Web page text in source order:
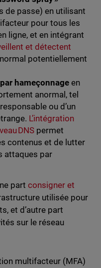
de passe) en utilisant
pour tous les
ligne, et en intégrant
et détectent
potentiellement
hameçonnageen
anormal, tel
ou d’un
L’intégration
DNSpermet
contenus et de lutter
attaques par
partconsigner et
utilisée pour
et d’autre part
sur le réseau
multifacteur (MFA)